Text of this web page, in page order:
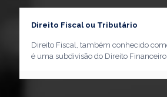
Direito Fiscal ou Tributário
Direito Fiscal, também conhecido
é uma subdivisão do Direito Financeiro